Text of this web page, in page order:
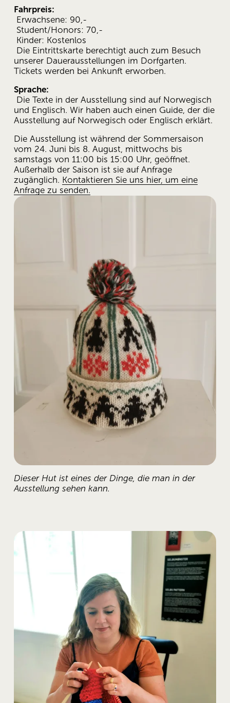
Fahrpreis:
Erwachsene: 90,-
Student/Honors: 70,-
Kinder: Kostenlos
unserer Dauerausstellungen im Dorfgarten.
Tickets werden bei Ankunft erworben.
Sprache:
und Englisch. Wir haben auch einen Guide, der die
Ausstellung auf Norwegisch oder Englisch erklärt.
Die Ausstellung ist während der Sommersaison
vom 24. Juni bis 8. August, mittwochs bis
samstags von 11:00 bis 15:00 Uhr, geöffnet.
Außerhalb der Saison ist sie auf Anfrage
zugänglich. Kontaktieren Sie uns hier, um eine
Anfrage zu senden.
Dieser Hut ist eines der Dinge, die man in der
Ausstellung sehen kann.